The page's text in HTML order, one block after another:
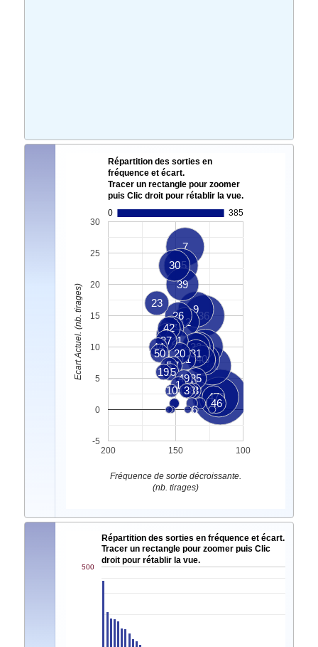
Répartition des sorties en
fréquence et écart.
Tracer un rectangle pour zoomer
puis Clic droit pour rétablir la vue.
0
385
33
36
22
7
41
2
9
45
39
30
48
8
12
32
40
26
31
23
27
4
21
42
47
11
20
35
37
46
17
44
50
5
15
24
49
1
13
19
28
3
10
6
200 150 100
-5
0
5
10
15
20
25
30
Fréquence de sortie décroissante.
(nb. tirages)
Ecart Actuel. (nb. tirages)
Répartition des sorties en fréquence et écart.
Tracer un rectangle pour zoomer puis Clic
droit pour rétablir la vue.
500